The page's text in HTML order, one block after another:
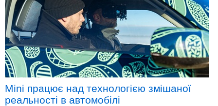
Mini працює над технологією змішаної
реальності в автомобілі